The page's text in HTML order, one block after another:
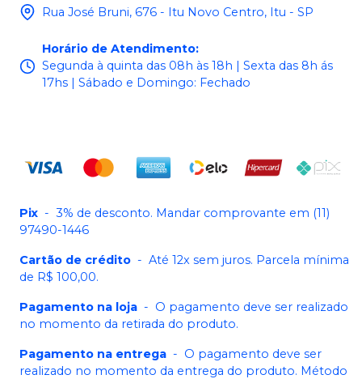
Rua José Bruni, 676 - Itu Novo Centro, Itu - SP
Horário de Atendimento:
Segunda à quinta das 08h às 18h | Sexta das 8h ás
17hs | Sábado e Domingo: Fechado
Pix - 3% de desconto. Mandar comprovante em (11)
97490-1446
Cartão de crédito - Até 12x sem juros. Parcela mínima
de R$ 100,00.
Pagamento na loja - O pagamento deve ser realizado
no momento da retirada do produto.
Pagamento na entrega - O pagamento deve ser
realizado no momento da entrega do produto. Método